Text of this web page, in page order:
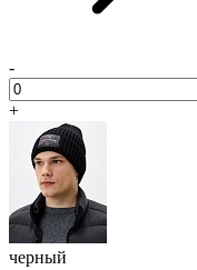
-
+
черный